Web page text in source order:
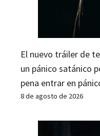
El nuevo tráiler de
un pánico satánico
pena entrar en
8 de agosto de 2026